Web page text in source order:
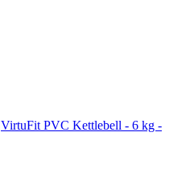
VirtuFit PVC Kettlebell - 6 kg -